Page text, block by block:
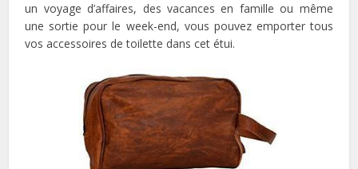
un voyage d’affaires, des vacances en famille ou même
une sortie pour le week-end, vous pouvez emporter tous
vos accessoires de toilette dans cet étui.